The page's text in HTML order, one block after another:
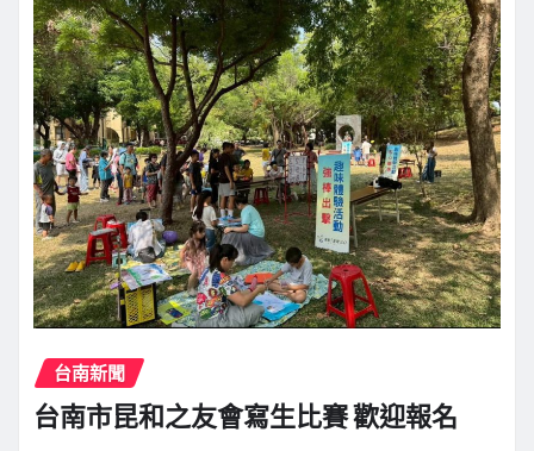
台南新聞
台南市昆和之友會寫生比賽 歡迎報名